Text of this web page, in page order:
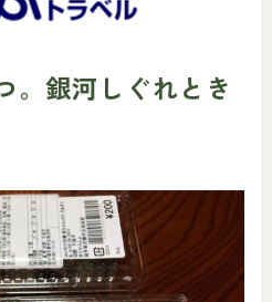
。銀河しぐれとき